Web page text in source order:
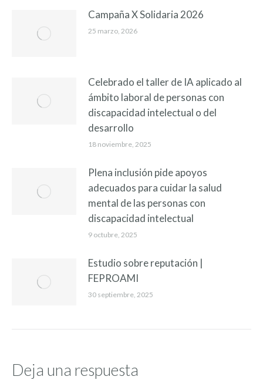
Campaña X Solidaria 2026
25 marzo, 2026
Celebrado el taller de IA aplicado al
ámbito laboral de personas con
discapacidad intelectual o del
desarrollo
18 noviembre, 2025
Plena inclusión pide apoyos
adecuados para cuidar la salud
mental de las personas con
discapacidad intelectual
9 octubre, 2025
Estudio sobre reputación |
FEPROAMI
30 septiembre, 2025
Deja una respuesta